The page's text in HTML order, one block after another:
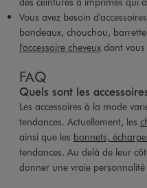
Vous avez besoin
bandeaux, chouchou,
l'accessoire cheveuxdont vous
FAQ
Quels sont les
Les accessoires à la mode
tendances. Actuellement, les
ainsi que les bonnets,
tendances. Au delà de leur
donner une vraie personnalité